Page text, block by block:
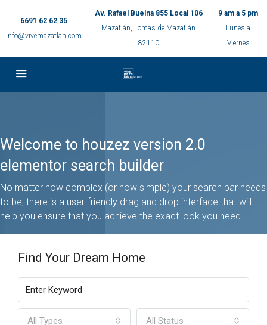
6691 62 62 35
info@vivemazatlan.com
Av. Rafael Buelna 855 Local 106
Mazatlán, Lomas de Mazatlán
82110
9 am a 5 pm
Lunes a
Viernes
Welcome to houzez version 2.0
elementor search builder
No matter how complex (or how simple) your search bar needs
to be, there is a user-friendly drag and drop interface that will
help you ensure that you achieve the exact look you need
Find Your Dream Home
All Types All Status